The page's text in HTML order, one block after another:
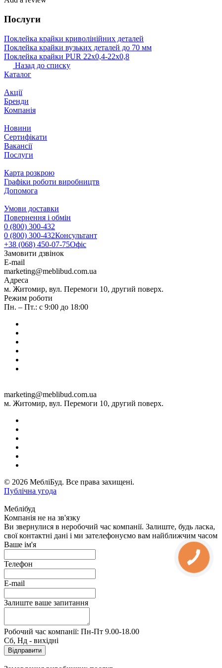
Послуги
Поклейка крайки криволінійних деталей
Поклейка крайки вузьких деталей до 70 мм
Поклейка крайки PUR 22х0,4-22х0,8
Назад до списку
Каталог
Акції
Бренди
Компанія
Новини
Сертифікати
Вакансії
Послуги
Карта розкрою
Графіки роботи виробництв
Допомога
Умови доставки
Повернення і обмін
0 (800) 300-432
0 (800) 300-432Консультант
+38 (068) 450-07-75Офіс
Замовити дзвінок
E-mail
marketing@meblibud.com.ua
Адреса
м. Житомир, вул. Перемоги 10, другий поверх.
Режим роботи
Пн. – Пт.: с 9:00 до 18:00
marketing@meblibud.com.ua
м. Житомир, вул. Перемоги 10, другий поверх.
© 2026 МебліБуд. Все права захищені.
Публічна угода
Меблібуд
Компанія не на зв'язку
Ви звернулися в неробочий час компанії. Залиште, будь ласка,
свої контактні дані і ми зателефонуємо вам найближчим часом
Ваше ім'я
Телефон
E-mail
Залиште ваше запитання
Робочий час компанії: Пн-Пт 9.00-18.00
Сб, Нд - вихідні